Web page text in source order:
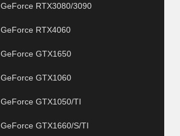
GeForce RTX3080/3090
GeForce RTX4060
GeForce GTX1650
GeForce GTX1060
GeForce GTX1050/TI
GeForce GTX1660/S/TI